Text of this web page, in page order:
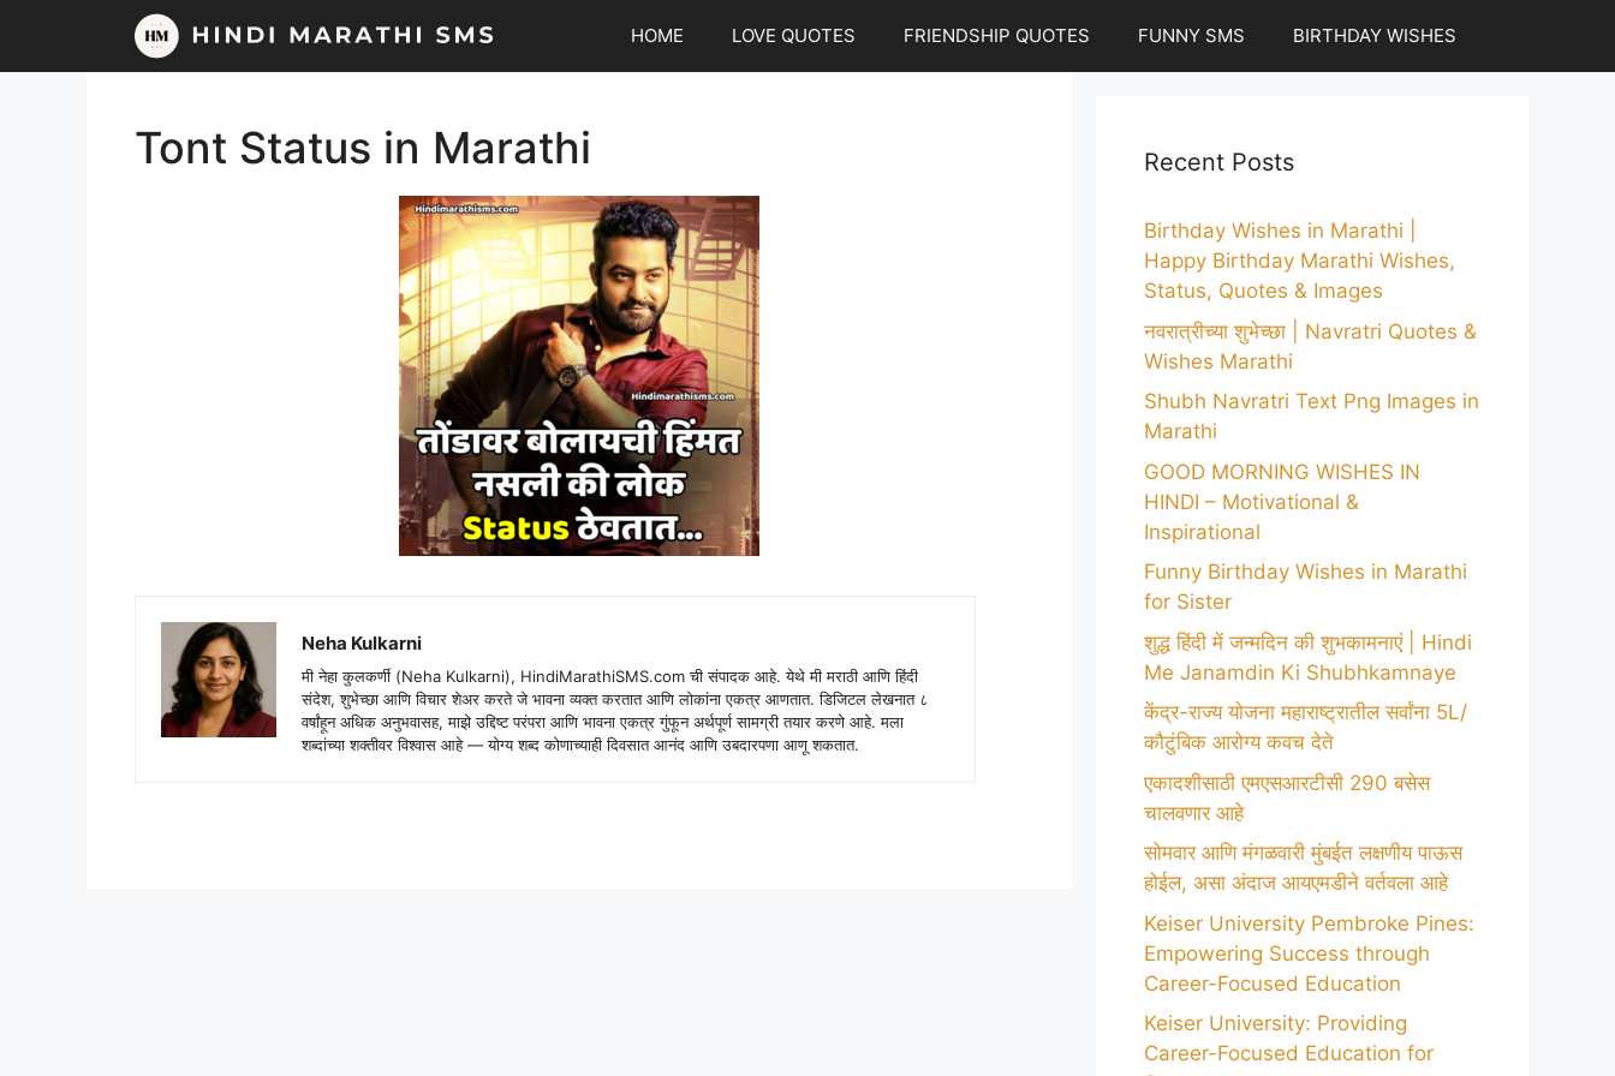
content
HOME LOVE QUOTES FRIENDSHIP QUOTES FUNNY SMS BIRTHDAY WISHES
Tont Status in Marathi
Neha Kulkarni
मी नेहा कुलकर्णी (Neha Kulkarni), HindiMarathiSMS.com ची संपादक आहे. येथे मी मराठी आणि हिंदी
संदेश, शुभेच्छा आणि विचार शेअर करते जे भावना व्यक्त करतात आणि लोकांना एकत्र आणतात. डिजिटल लेखनात ८
वर्षांहून अधिक अनुभवासह, माझे उद्दिष्ट परंपरा आणि भावना एकत्र गुंफून अर्थपूर्ण सामग्री तयार करणे आहे. मला
शब्दांच्या शक्तीवर विश्वास आहे — योग्य शब्द कोणाच्याही दिवसात आनंद आणि उबदारपणा आणू शकतात.
Recent Posts
Birthday Wishes in Marathi |
Happy Birthday Marathi Wishes,
Status, Quotes & Images
नवरात्रीच्या शुभेच्छा | Navratri Quotes &
Wishes Marathi
Shubh Navratri Text Png Images in
Marathi
GOOD MORNING WISHES IN
HINDI – Motivational &
Inspirational
Funny Birthday Wishes in Marathi
for Sister
शुद्ध हिंदी में जन्मदिन की शुभकामनाएं | Hindi
Me Janamdin Ki Shubhkamnaye
केंद्र-राज्य योजना महाराष्ट्रातील सर्वांना 5L/
कौटुंबिक आरोग्य कवच देते
एकादशीसाठी एमएसआरटीसी 290 बसेस
चालवणार आहे
सोमवार आणि मंगळवारी मुंबईत लक्षणीय पाऊस
होईल, असा अंदाज आयएमडीने वर्तवला आहे
Keiser University Pembroke Pines:
Empowering Success through
Career-Focused Education
Keiser University: Providing
Career-Focused Education for